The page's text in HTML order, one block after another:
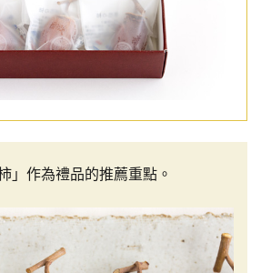
」作為禮品的推薦重點。